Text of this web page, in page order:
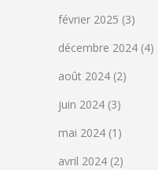
février 2025 (3)
décembre 2024 (4)
août 2024 (2)
juin 2024 (3)
mai 2024 (1)
avril 2024 (2)